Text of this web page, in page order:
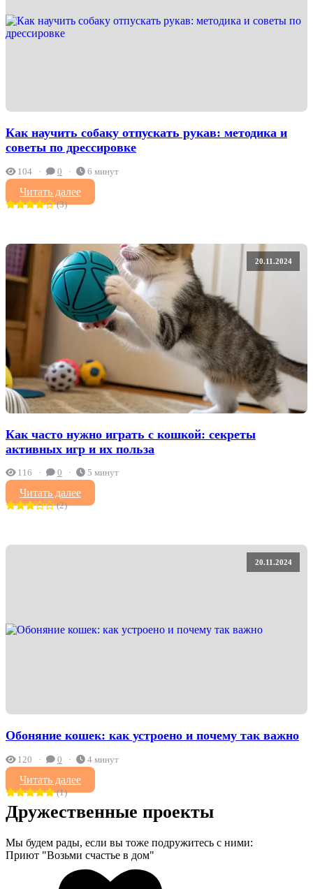
Как научить собаку отпускать рукав: методика и
советы по дрессировке
104 0 6 минут
Читать далее
(3)
20.11.2024
Как часто нужно играть с кошкой: секреты
активных игр и их польза
116 0 5 минут
Читать далее
(2)
20.11.2024
Обоняние кошек: как устроено и почему так важно
120 0 4 минут
Читать далее
(1)
Дружественные проекты
Мы будем рады, если вы тоже подружитесь с ними:
Приют "Возьми счастье в дом"